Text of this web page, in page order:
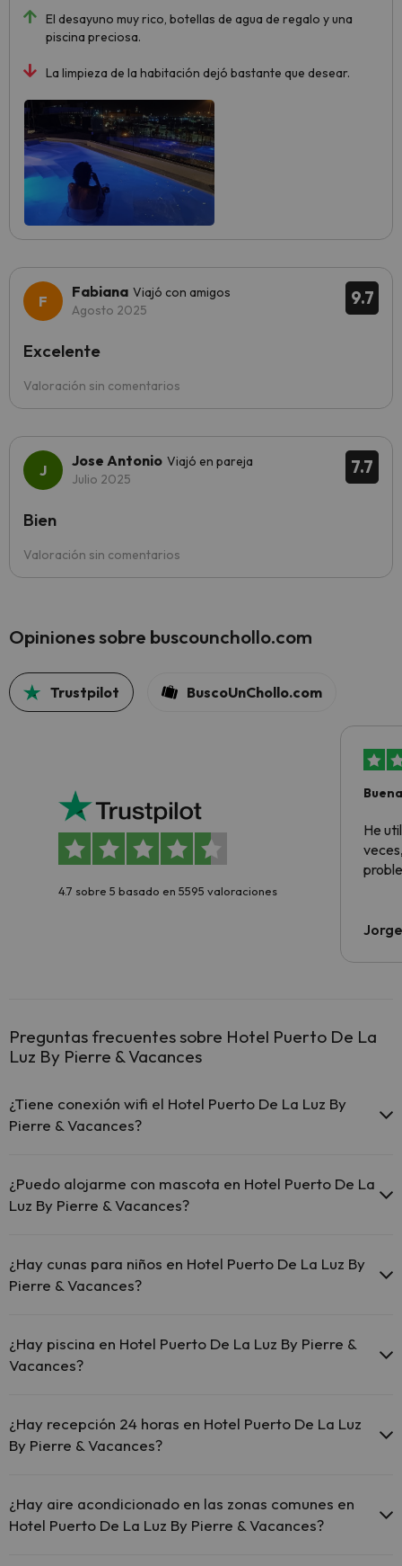
El desayuno muy rico, botellas de agua de regalo y una
piscina preciosa.
La limpieza de la habitación dejó bastante que desear.
9.7
Fabiana Viajó con amigos
Agosto 2025
Valoración sin comentarios
Excelente
7.7
Jose Antonio Viajó en pareja
Julio 2025
Valoración sin comentarios
Bien
Opiniones sobre buscounchollo.com
Trustpilot BuscoUnChollo.com
4.7 sobre 5 basado en 5595 valoraciones
He
Preguntas frecuentes sobre Hotel Puerto De La
Luz By Pierre & Vacances
¿Tiene conexión wifi el Hotel Puerto De La Luz By
Pierre & Vacances?
gratuito en zonas comunes.
El Hotel Puerto De La Luz By Pierre & Vacances dispone de
Wi-Fi.
¿Puedo alojarme con mascota en Hotel Puerto De La
Luz By Pierre & Vacances?
mascotas (previa petición y de pago directo en hotel). Consulta las
condiciones.
¿Hay cunas para niños en Hotel Puerto De La Luz By
Pierre & Vacances?
gratis en el hotel (solicítalo antes de iniciar tu viaje).
¿Hay piscina en Hotel Puerto De La Luz By Pierre &
Vacances?
servicio puede ser de pago) Aquí tienes más info sobre la piscina y
otras instalaciones.
¿Hay recepción 24 horas en Hotel Puerto De La Luz
By Pierre & Vacances?
horas.
¿Hay aire acondicionado en las zonas comunes en
Hotel Puerto De La Luz By Pierre & Vacances?